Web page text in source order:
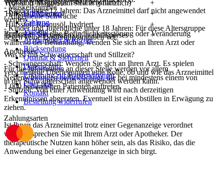
Welche Altersgruppe ist zu beachten?
- Kinder unter 12 Jahren: Das Arzneimittel darf nicht angewendet
werden.
- Kinder und Jugendliche unter 18 Jahren: Für diese Altersgruppe
liegen keine Dosierungsangaben vor.
Was ist mit Schwangerschaft und Stillzeit?
- Schwangerschaft: Wenden Sie sich an Ihren Arzt. Es spielen
verschiedene Überlegungen eine Rolle, ob und wie das Arzneimittel
in der Schwangerschaft angewendet werden kann.
- Stillzeit: Von einer Anwendung wird nach derzeitigen
Erkenntnissen abgeraten. Eventuell ist ein Abstillen in Erwägung zu
ziehen.
Ist Ihnen das Arzneimittel trotz einer Gegenanzeige verordnet
worden, sprechen Sie mit Ihrem Arzt oder Apotheker. Der
therapeutische Nutzen kann höher sein, als das Risiko, das die
Anwendung bei einer Gegenanzeige in sich birgt.
- Muskelkrämpfe
- Allgemeine Schwäche
Bemerken Sie eine Befindlichkeitsstörung oder Veränderung
während der Behandlung, wenden Sie sich an Ihren Arzt oder
Apotheker.
Für die Information an dieser Stelle werden vor allem
Nebenwirkungen berücksichtigt, die bei mindestens einem von
1.000 behandelten Patienten auftreten.
Hilfsstoff Magnesium stearat (pflanzlich)
+
Hilfsstoff Mannitol
+
Hilfsstoff Rizinusöl, hydriert
+
Hilfsstoff Siliciumdioxid, hochdisperses
+
Hilfethemen
Zahlung
Versand
Arzneimittel & Rezept
Rücksendung
Qualität & Sicherheit
Datenschutz
Erklärung zur Barrierefreiheit
Über uns
Kontakt
Bestellung widerrufen
Zahlungsarten